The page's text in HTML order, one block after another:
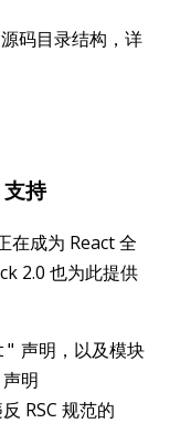
码目录结构，详
持
在成为 React 全
2.0 也为此提供
声明，以及模块
声明
RSC 规范的